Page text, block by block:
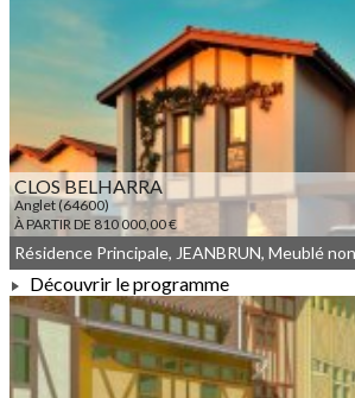
À PARTIR DE 173 300,00 €
CLOS BELHARRA
Anglet (64600)
À PARTIR DE 810 000,00 €
À PARTIR DE 810 000,00 €
Résidence Principale, JEANBRUN, Meublé
Découvrir le programme